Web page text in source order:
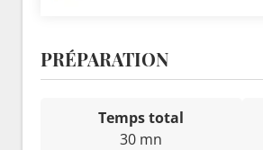
PRÉPARATION
Temps total
30 mn